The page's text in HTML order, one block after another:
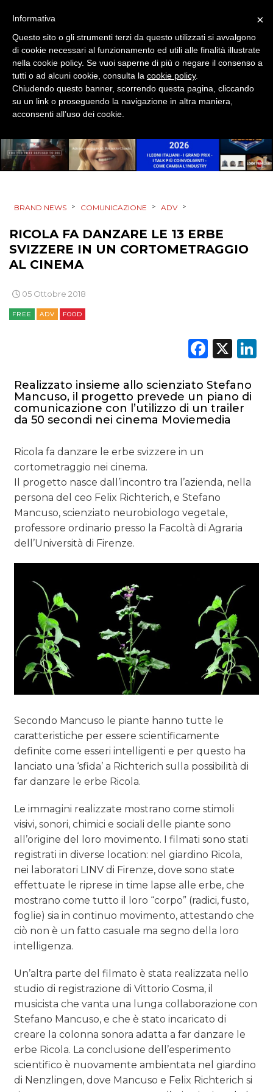
DATI
RICERCHE
PREVISIONI/SCENARI
TREND
BRAND NEWS > COMUNICAZIONE > ADV >
RICOLA FA DANZARE LE 13 ERBE
SVIZZERE IN UN CORTOMETRAGGIO
AL CINEMA
05 Ottobre 2018
FREE ADV FOOD
X
Realizzato insieme allo scienziato Stefano
Mancuso, il progetto prevede un piano di
comunicazione con l’utilizzo di un trailer
da 50 secondi nei cinema Moviemedia
Ricola fa danzare le erbe svizzere in un
cortometraggio nei cinema.
Il progetto nasce dall’incontro tra l’azienda, nella
persona del ceo Felix Richterich, e Stefano
Mancuso, scienziato neurobiologo vegetale,
professore ordinario presso la Facoltà di Agraria
dell’Università di Firenze.
Secondo Mancuso le piante hanno tutte le
caratteristiche per essere scientificamente
definite come esseri intelligenti e per questo ha
lanciato una ‘sfida’ a Richterich sulla possibilità di
far danzare le erbe Ricola.
Le immagini realizzate mostrano come stimoli
visivi, sonori, chimici e sociali delle piante sono
all’origine del loro movimento. I filmati sono stati
registrati in diverse location: nel giardino Ricola,
nei laboratori LINV di Firenze, dove sono state
effettuate le riprese in time lapse alle erbe, che
mostrano come tutto il loro “corpo” (radici, fusto,
foglie) sia in continuo movimento, attestando che
ciò non è un fatto casuale ma segno della loro
intelligenza.
Un’altra parte del filmato è stata realizzata nello
studio di registrazione di Vittorio Cosma, il
musicista che vanta una lunga collaborazione con
Stefano Mancuso, e che è stato incaricato di
creare la colonna sonora adatta a far danzare le
erbe Ricola. La conclusione dell’esperimento
scientifico è nuovamente ambientata nel giardino
di Nenzlingen, dove Mancuso e Felix Richterich si
×
Informativa
Questo sito o gli strumenti terzi da questo utilizzati si avvalgono
di cookie necessari al funzionamento ed utili alle finalità illustrate
nella cookie policy. Se vuoi saperne di più o negare il consenso a
tutti o ad alcuni cookie, consulta la cookie policy.
Chiudendo questo banner, scorrendo questa pagina, cliccando
su un link o proseguendo la navigazione in altra maniera,
acconsenti all’uso dei cookie.